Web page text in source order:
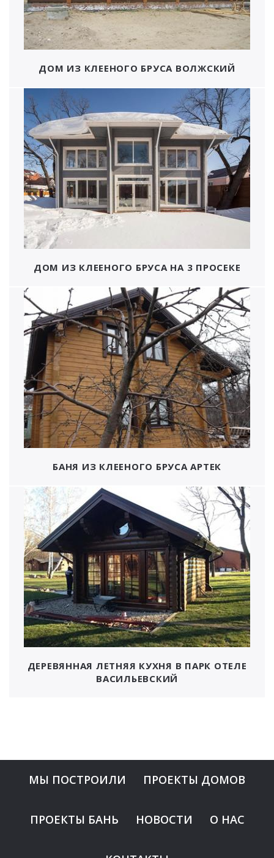
ДОМ ИЗ КЛЕЕНОГО БРУСА ВОЛЖСКИЙ
ДОМ ИЗ КЛЕЕНОГО БРУСА НА 3 ПРОСЕКЕ
БАНЯ ИЗ КЛЕЕНОГО БРУСА АРТЕК
ДЕРЕВЯННАЯ ЛЕТНЯЯ КУХНЯ В ПАРК ОТЕЛЕ
ВАСИЛЬЕВСКИЙ
МЫ ПОСТРОИЛИ ПРОЕКТЫ ДОМОВ
ПРОЕКТЫ БАНЬ НОВОСТИ О НАС